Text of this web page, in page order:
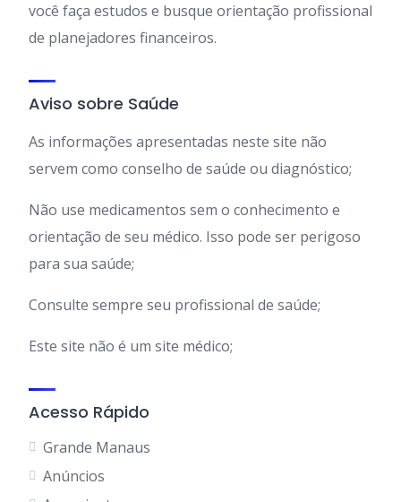
você faça estudos e busque orientação profissional
de planejadores financeiros.
Aviso sobre Saúde
As informações apresentadas neste site não
servem como conselho de saúde ou diagnóstico;
Não use medicamentos sem o conhecimento e
orientação de seu médico. Isso pode ser perigoso
para sua saúde;
Consulte sempre seu profissional de saúde;
Este site não é um site médico;
Acesso Rápido
Grande Manaus
Anúncios